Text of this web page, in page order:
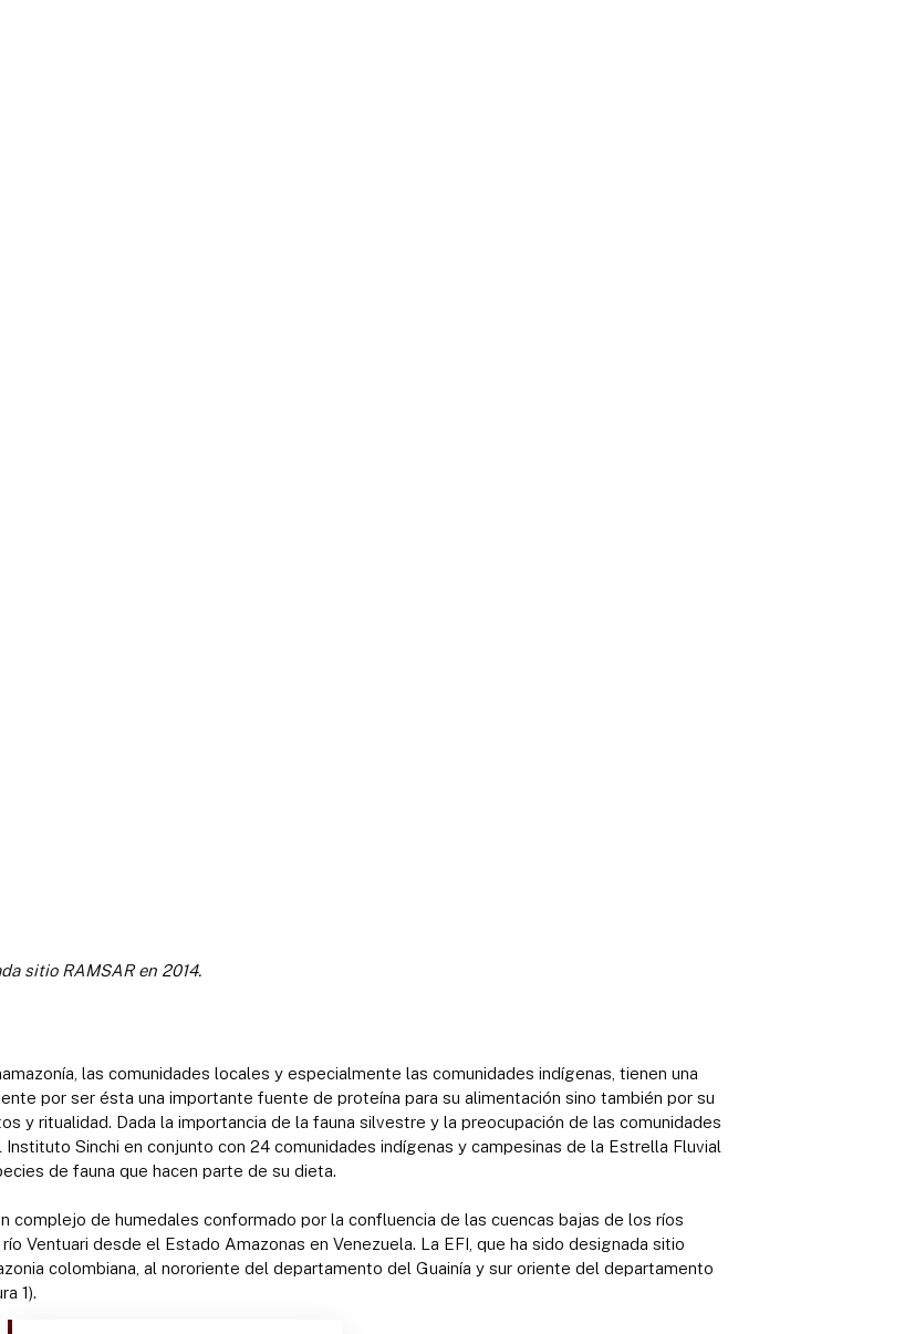
sitio RAMSAR en 2014.
las comunidades locales y especialmente las comunidades indígenas, tienen una
por ser ésta una importante fuente de proteína para su alimentación sino también por su
y ritualidad. Dada la importancia de la fauna silvestre y la preocupación de las comunidades
Sinchi en conjunto con 24 comunidades indígenas y campesinas de la Estrella Fluvial
de fauna que hacen parte de su dieta.
complejo de humedales conformado por la confluencia de las cuencas bajas de los ríos
Ventuari desde el Estado Amazonas en Venezuela. La EFI, que ha sido designada sitio
colombiana, al nororiente del departamento del Guainía y sur oriente del departamento
1).